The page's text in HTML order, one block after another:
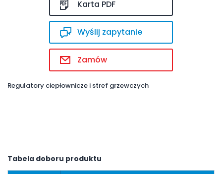
Karta PDF
Wyślij zapytanie
Zamów
Regulatory ciepłownicze i stref grzewczych
Tabela doboru produktu